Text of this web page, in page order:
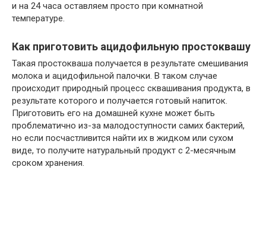
и на 24 часа оставляем просто при комнатной
температуре.
Как приготовить ацидофильную простоквашу
Такая простокваша получается в результате смешивания
молока и ацидофильной палочки. В таком случае
происходит природный процесс сквашивания продукта, в
результате которого и получается готовый напиток.
Приготовить его на домашней кухне может быть
проблематично из-за малодоступности самих бактерий,
но если посчастливится найти их в жидком или сухом
виде, то получите натуральный продукт с 2-месячным
сроком хранения.